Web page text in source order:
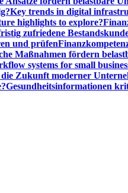
Key trends in digital
highlights to explore?
zufriedene
und prüfen
Maßnahmen fördern
systems for small
Zukunft moderner
Gesundheitsinformationen